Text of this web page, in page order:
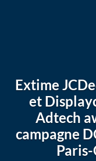
Extime
et
Adtech
campagne